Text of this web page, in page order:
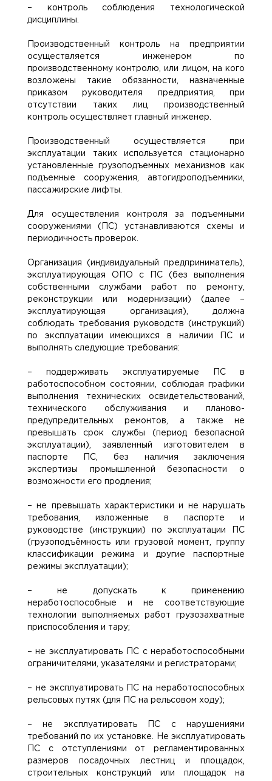
– контроль соблюдения технологической
дисциплины.
Производственный контроль на предприятии
осуществляется инженером по
производственному контролю, или лицом, на кого
возложены такие обязанности, назначенные
приказом руководителя предприятия, при
отсутствии таких лиц производственный
контроль осуществляет главный инженер.
Производственный осуществляется при
эксплуатации таких используется стационарно
установленные грузоподъемных механизмов как
подъемные сооружения, автогидроподъемники,
пассажирские лифты.
Для осуществления контроля за подъемными
сооружениями (ПС) устанавливаются схемы и
периодичность проверок.
Организация (индивидуальный предприниматель),
эксплуатирующая ОПО с ПС (без выполнения
собственными службами работ по ремонту,
реконструкции или модернизации) (далее –
эксплуатирующая организация), должна
соблюдать требования руководств (инструкций)
по эксплуатации имеющихся в наличии ПС и
выполнять следующие требования:
– поддерживать эксплуатируемые ПС в
работоспособном состоянии, соблюдая графики
выполнения технических освидетельствований,
технического обслуживания и планово-
предупредительных ремонтов, а также не
превышать срок службы (период безопасной
эксплуатации), заявленный изготовителем в
паспорте ПС, без наличия заключения
экспертизы промышленной безопасности о
возможности его продления;
– не превышать характеристики и не нарушать
требования, изложенные в паспорте и
руководстве (инструкции) по эксплуатации ПС
(грузоподъёмность или грузовой момент, группу
классификации режима и другие паспортные
режимы эксплуатации);
– не допускать к применению
неработоспособные и не соответствующие
технологии выполняемых работ грузозахватные
приспособления и тару;
– не эксплуатировать ПС с неработоспособными
ограничителями, указателями и регистраторами;
– не эксплуатировать ПС на неработоспособных
рельсовых путях (для ПС на рельсовом ходу);
– не эксплуатировать ПС с нарушениями
требований по их установке. Не эксплуатировать
ПС с отступлениями от регламентированных
размеров посадочных лестниц и площадок,
строительных конструкций или площадок на